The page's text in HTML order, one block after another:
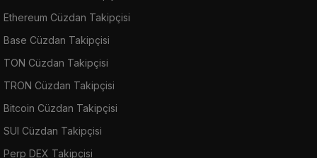
Ethereum Cüzdan Takipçisi
Base Cüzdan Takipçisi
TON Cüzdan Takipçisi
TRON Cüzdan Takipçisi
Bitcoin Cüzdan Takipçisi
SUI Cüzdan Takipçisi
Perp DEX Takipçisi